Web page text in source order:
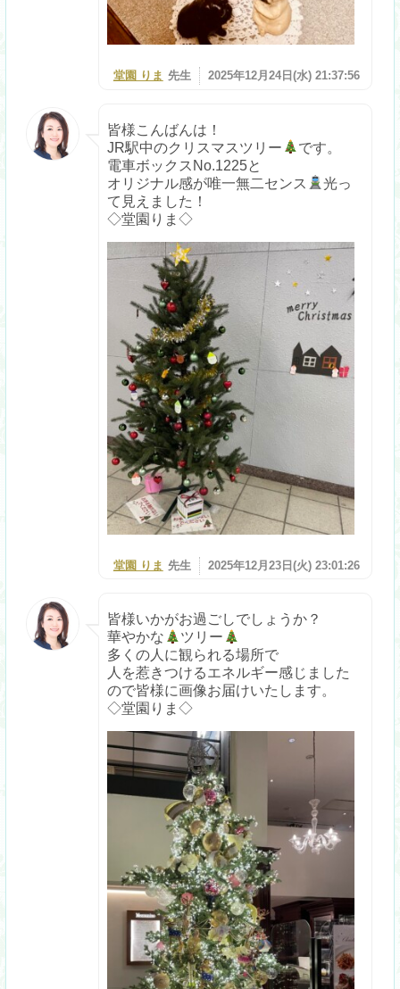
堂園 りま 先生 2025年12月24日(水) 21:37:56
皆様こんばんは！
JR駅中のクリスマスツリー
です。
電車ボックスNo.1225と
オリジナル感が唯一無二センス
光っ
て見えました！
◇堂園りま◇
堂園 りま 先生 2025年12月23日(火) 23:01:26
皆様いかがお過ごしでしょうか？
華やかな
ツリー
多くの人に観られる場所で
人を惹きつけるエネルギー感じました
ので皆様に画像お届けいたします。
◇堂園りま◇